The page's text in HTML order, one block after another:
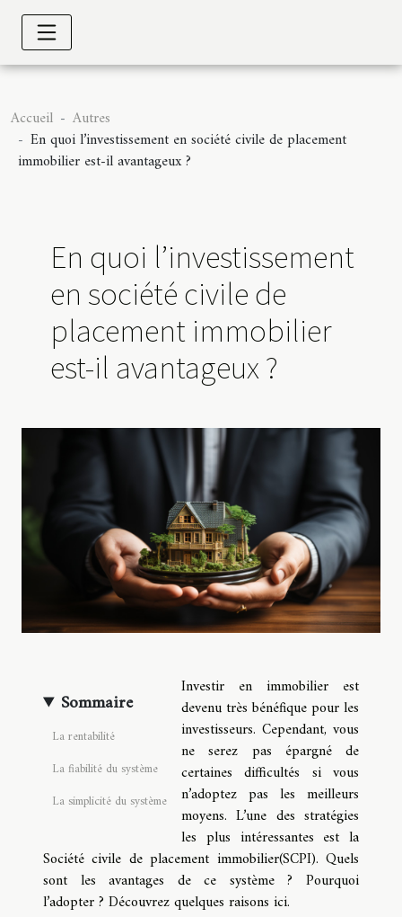
Accueil
Autres
En quoi l’investissement en société civile de placement
immobilier est-il avantageux ?
En quoi l’investissement
en société civile de
placement immobilier
est-il avantageux ?
Sommaire
La rentabilité
La fiabilité du système
La simplicité du système
Investir en immobilier est
devenu très bénéfique pour les
investisseurs. Cependant, vous
ne serez pas épargné de
certaines difficultés si vous
n’adoptez pas les meilleurs
moyens. L’une des stratégies
les plus intéressantes est la
Société civile de placement immobilier(SCPI). Quels
sont les avantages de ce système ? Pourquoi
l’adopter ? Découvrez quelques raisons ici.